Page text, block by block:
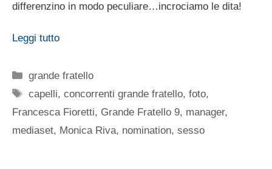
differenzino in modo peculiare…incrociamo le dita!
Leggi tutto
Categorie
grande fratello
Tag
capelli,concorrenti grande fratello,foto,
Francesca Fioretti, Grande Fratello 9, manager,
mediaset, Monica Riva, nomination, sesso